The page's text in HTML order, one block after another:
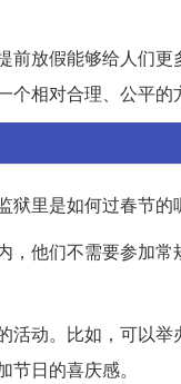
放假能够给人们
相对合理、公平的
狱里是如何过春节的
他们不需要参加
动。比如，可以
日的喜庆感。